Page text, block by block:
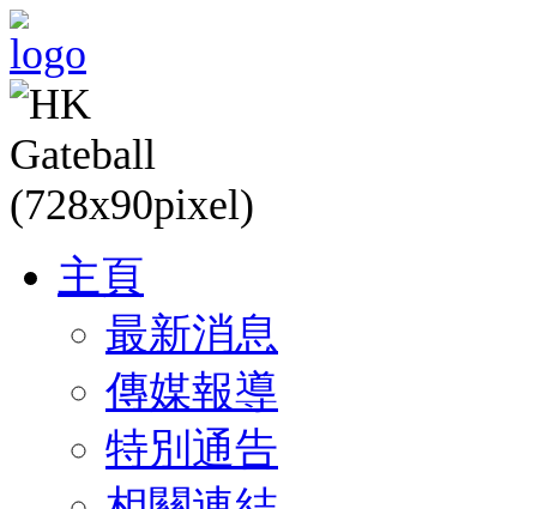
主頁
最新消息
傳媒報導
特別通告